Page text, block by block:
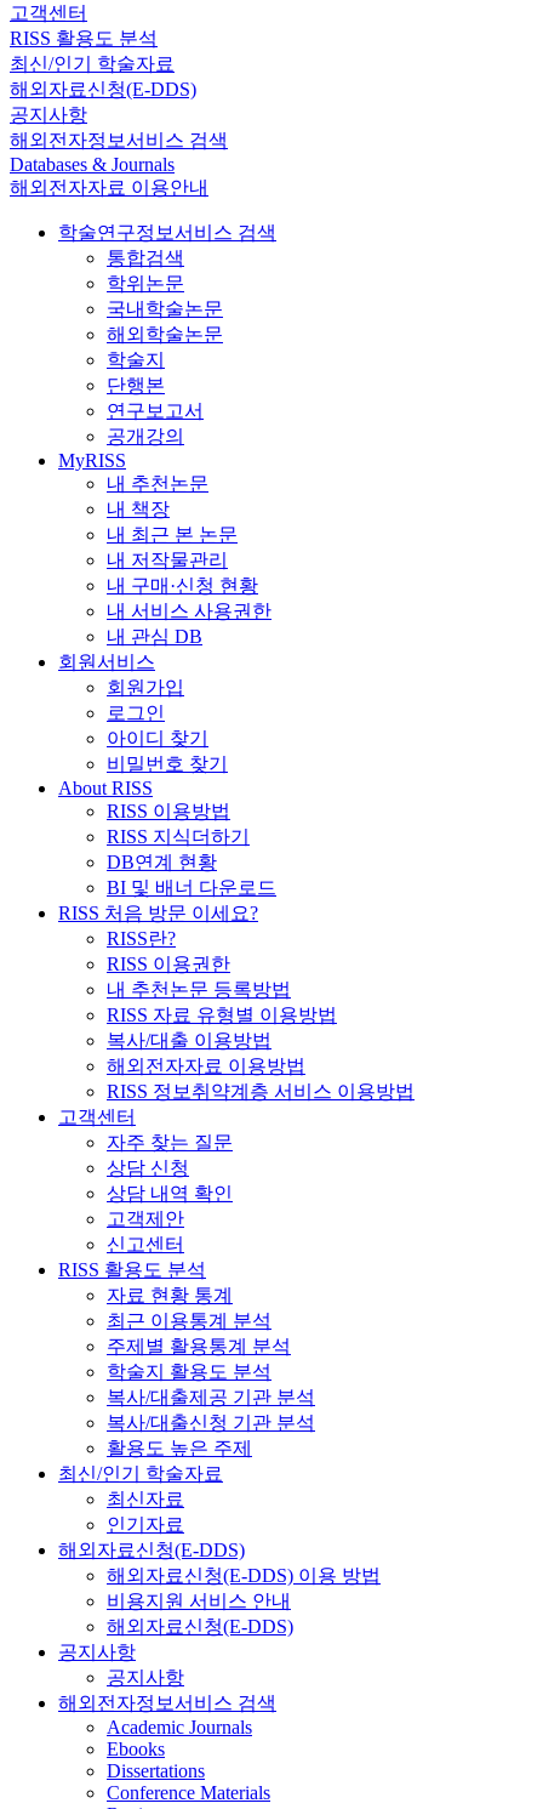
고객센터
RISS 활용도 분석
최신/인기 학술자료
해외자료신청(E-DDS)
공지사항
해외전자정보서비스 검색
Databases & Journals
해외전자자료 이용안내
학술연구정보서비스 검색
통합검색
학위논문
국내학술논문
해외학술논문
학술지
단행본
연구보고서
공개강의
MyRISS
내 추천논문
내 책장
내 최근 본 논문
내 저작물관리
내 구매·신청 현황
내 서비스 사용권한
내 관심 DB
회원서비스
회원가입
로그인
아이디 찾기
비밀번호 찾기
About RISS
RISS 이용방법
RISS 지식더하기
DB연계 현황
BI 및 배너 다운로드
RISS 처음 방문 이세요?
RISS란?
RISS 이용권한
내 추천논문 등록방법
RISS 자료 유형별 이용방법
복사/대출 이용방법
해외전자자료 이용방법
RISS 정보취약계층 서비스 이용방법
고객센터
자주 찾는 질문
상담 신청
상담 내역 확인
고객제안
신고센터
RISS 활용도 분석
자료 현황 통계
최근 이용통계 분석
주제별 활용통계 분석
학술지 활용도 분석
복사/대출제공 기관 분석
복사/대출신청 기관 분석
활용도 높은 주제
최신/인기 학술자료
최신자료
인기자료
해외자료신청(E-DDS)
해외자료신청(E-DDS) 이용 방법
비용지원 서비스 안내
해외자료신청(E-DDS)
공지사항
공지사항
해외전자정보서비스 검색
Academic Journals
Ebooks
Dissertations
Conference Materials